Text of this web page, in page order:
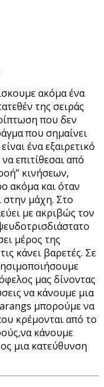
ακόμα ένα
της σειράς
που δεν
που σημαίνει
ένα εξαιρετικό
επιτίθεσαι από
κινήσεων,
ακόμα και όταν
μάχη. Στο
με ακριβώς τον
μέρος της
κάνει βαρετές. Σε
μας δίνοντας
να κάνουμε μια
μπορούμε να
κρέμονται από το
κάνουμε
μια κατεύθυνση